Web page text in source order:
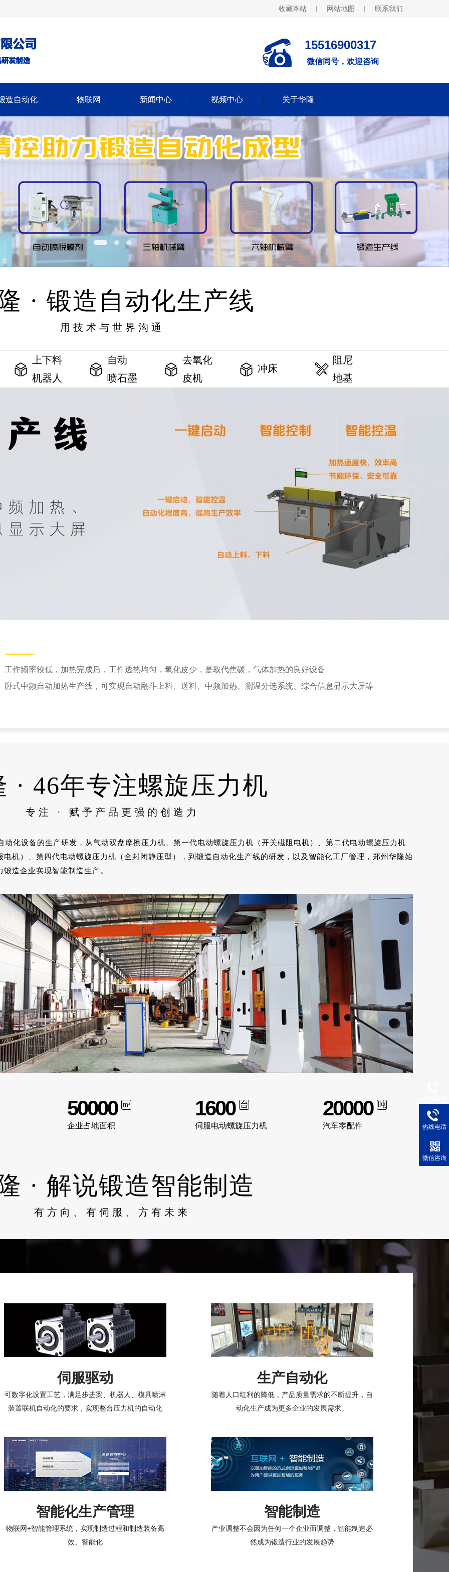
收藏本站 网站地图 联系我们
15516900317
微信同号，欢迎咨询
造自动化 物联网 新闻中心 视频中心 关于华隆
· 锻造自动化生产线
用技术与世界沟通
上下料
机器人
自动
喷石墨
去氧化
皮机
冲床
阻尼
地基
工作频率较低，加热完成后，工件透热均匀，氧化皮少，是取代焦碳，气体加热的良好设备
卧式中频自动加热生产线，可实现自动翻斗上料、送料、中频加热、测温分选系统、综合信息显示大屏等
· 46年专注螺旋压力机
专注 · 赋予产品更强的创造力
化设备的生产研发，从气动双盘摩擦压力机、第一代电动螺旋压力机（开关磁阻电机）、第二代电动螺旋压力机
机）、第四代电动螺旋压力机（全封闭静压型），到锻造自动化生产线的研发，以及智能化工厂管理，郑州华隆始
造企业实现智能制造生产。
50000 m²
企业占地面积
1600 台
伺服电动螺旋压力机
20000 吨
汽车零配件
· 解说锻造智能制造
有方向、有伺服、方有未来
伺服驱动
可数字化设置工艺，满足步进梁、机器人、模具喷淋
装置联机自动化的要求，实现整台压力机的自动化
生产自动化
随着人口红利的降低，产品质量需求的不断提升，自
动化生产成为更多企业的发展需求。
智能化生产管理
物联网+智能管理系统，实现制造过程和制造装备高
效、智能化
智能制造
产业调整不会因为任何一个企业而调整，智能制造必
然成为锻造行业的发展趋势
热线电话
微信咨询